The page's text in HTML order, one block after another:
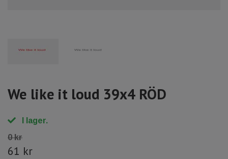
We like it loud 39x4 RÖD
I lager.
0 kr
61 kr